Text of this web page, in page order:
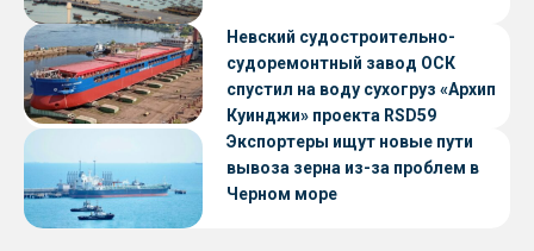
Невский судостроительно-
судоремонтный завод ОСК
спустил на воду сухогруз «Архип
Куинджи» проекта RSD59
Экспортеры ищут новые пути
вывоза зерна из-за проблем в
Черном море